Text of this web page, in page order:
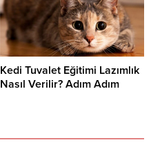
Kedi Tuvalet Eğitimi Lazımlık
Nasıl Verilir? Adım Adım